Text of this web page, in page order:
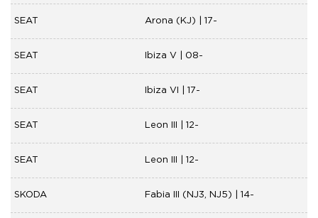
SEAT Arona (KJ) | 17-
SEAT Ibiza V | 08-
SEAT Ibiza VI | 17-
SEAT Leon III | 12-
SEAT Leon III | 12-
SKODA Fabia III (NJ3, NJ5) | 14-